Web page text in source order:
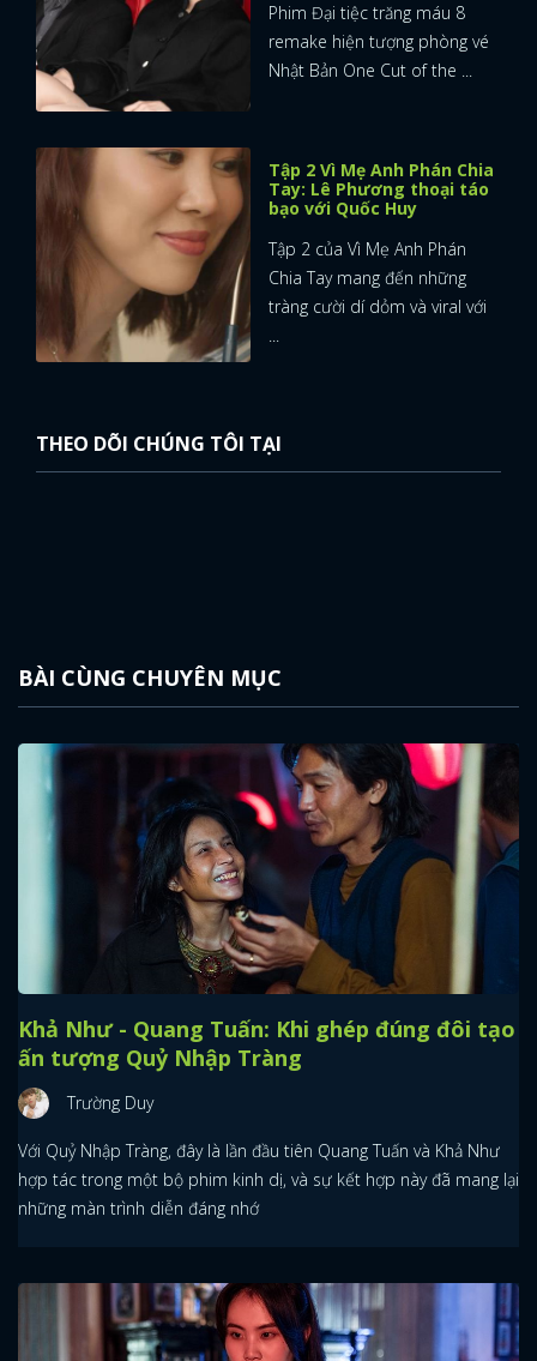
Phim Đại tiệc trăng máu 8
remake hiện tượng phòng vé
Nhật Bản One Cut of the ...
Tập 2 Vì Mẹ Anh Phán Chia
Tay: Lê Phương thoại táo
bạo với Quốc Huy
Tập 2 của Vì Mẹ Anh Phán
Chia Tay mang đến những
tràng cười dí dỏm và viral với
...
THEO DÕI CHÚNG TÔI TẠI
BÀI CÙNG CHUYÊN MỤC
Khả Như - Quang Tuấn: Khi ghép đúng đôi tạo
ấn tượng Quỷ Nhập Tràng
Trường Duy
Với Quỷ Nhập Tràng, đây là lần đầu tiên Quang Tuấn và Khả Như
hợp tác trong một bộ phim kinh dị, và sự kết hợp này đã mang lại
những màn trình diễn đáng nhớ